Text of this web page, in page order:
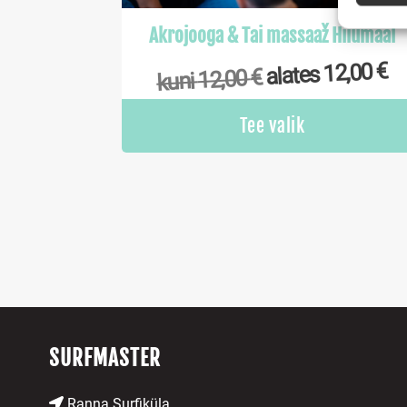
ning
Akrojooga & Tai massaaž Hiiumaal
kuni12,00€alates12,00€
Tee valik
SURFMASTER